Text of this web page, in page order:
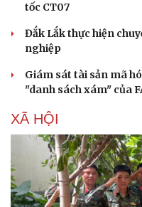
tốc CT07
Đắk Lắk thực hiện
nghiệp
Giám sát tài sản mã
"danh sách xám" của
XÃ HỘI